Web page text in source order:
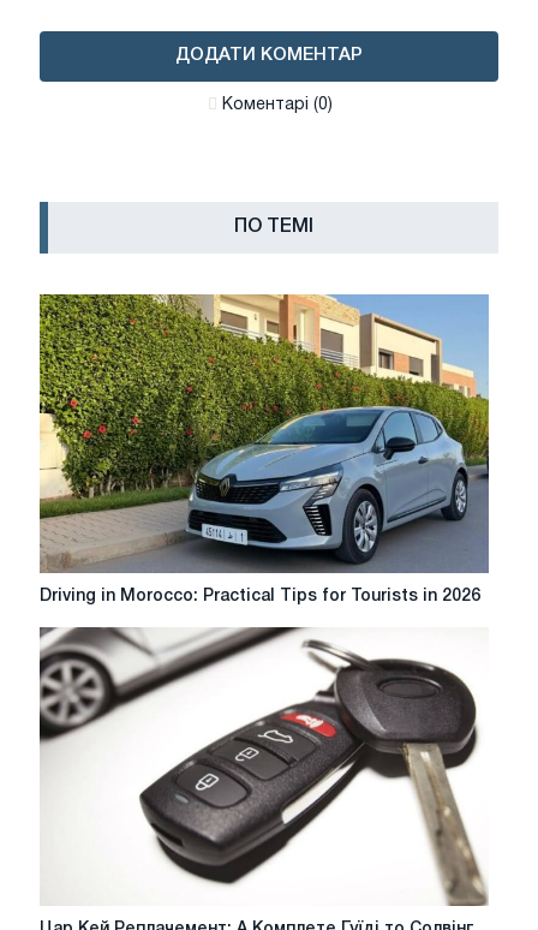
ДОДАТИ КОМЕНТАР
Коментарі (0)
ПО ТЕМІ
Driving
Morocco:
Practical
Tips
for
Tourists
Driving in Morocco: Practical Tips for Tourists in 2026
Цар